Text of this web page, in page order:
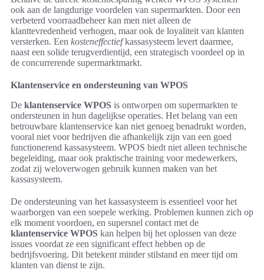
ook aan de langdurige voordelen van supermarkten. Door een
verbeterd voorraadbeheer kan men niet alleen de
klanttevredenheid verhogen, maar ook de loyaliteit van klanten
versterken. Een kosteneffectiefkassasysteem levert daarmee,
naast een solide terugverdientijd, een strategisch voordeel op in
de concurrerende supermarktmarkt.
Klantenservice en ondersteuning van WPOS
De klantenservice WPOS is ontworpen om supermarkten te
ondersteunen in hun dagelijkse operaties. Het belang van een
betrouwbare klantenservice kan niet genoeg benadrukt worden,
vooral niet voor bedrijven die afhankelijk zijn van een goed
functionerend kassasysteem. WPOS biedt niet alleen technische
begeleiding, maar ook praktische training voor medewerkers,
zodat zij weloverwogen gebruik kunnen maken van het
kassasysteem.
De ondersteuning van het kassasysteem is essentieel voor het
waarborgen van een soepele werking. Problemen kunnen zich op
elk moment voordoen, en supersnel contact met de
klantenservice WPOS kan helpen bij het oplossen van deze
issues voordat ze een significant effect hebben op de
bedrijfsvoering. Dit betekent minder stilstand en meer tijd om
klanten van dienst te zijn.